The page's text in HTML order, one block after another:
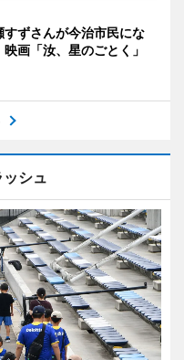
ずさんが今治市民にな
画「汝、星のごとく」
シュ